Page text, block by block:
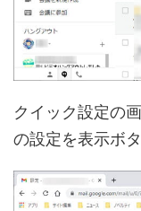
クイック設定の
の設定を表示ボ